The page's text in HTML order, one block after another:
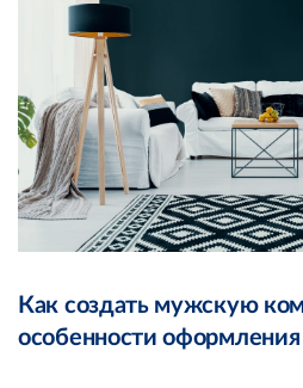
Как создать мужскую
особенности оформления